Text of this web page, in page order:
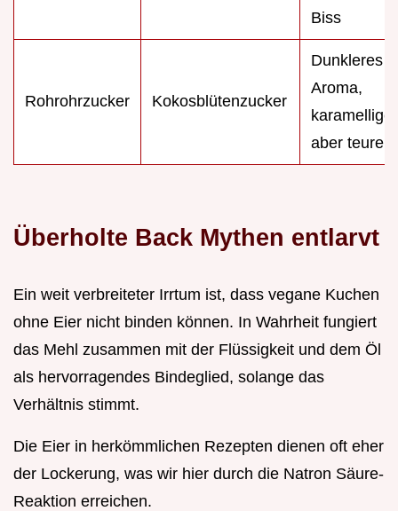
Biss
Rohrohrzucker Kokosblütenzucker
Dunkleres
Aroma,
aber teurer
Überholte Back Mythen entlarvt
Ein weit verbreiteter Irrtum ist, dass vegane Kuchen
ohne Eier nicht binden können. In Wahrheit fungiert
das Mehl zusammen mit der Flüssigkeit und dem Öl
als hervorragendes Bindeglied, solange das
Verhältnis stimmt.
Die Eier in herkömmlichen Rezepten dienen oft eher
der Lockerung, was wir hier durch die Natron Säure-
Reaktion erreichen.